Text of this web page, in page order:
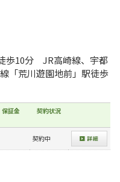
歩10分 JR高崎線、宇都
「荒川遊園地前」駅徒歩
保証金 契約状況
契約中